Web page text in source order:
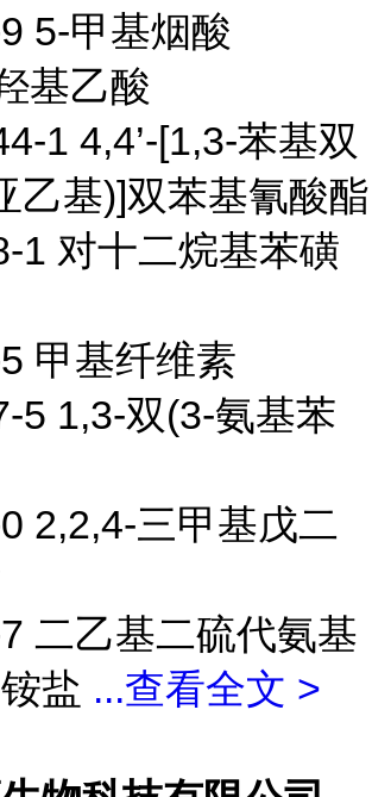
5-甲基烟酸
基乙酸
1 4,4’-[1,3-苯基双
乙基)]双苯基氰酸酯
1 对十二烷基苯磺
甲基纤维素
5 1,3-双(3-氨基苯
2,2,4-三甲基戊二
二乙基二硫代氨基
盐 ...查看全文 >